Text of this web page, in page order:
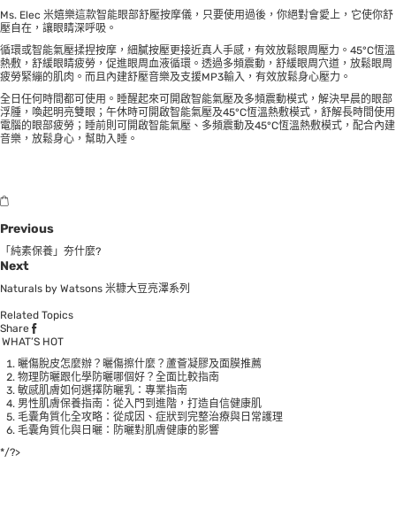
Ms. Elec 米嬉樂這款智能眼部舒壓按摩儀，只要使用過後，你絕對會愛上，它使你舒
壓自在，讓眼睛深呼吸。
循環或智能氣壓揉捏按摩，細膩按壓更接近真人手感，有效放鬆眼周壓力。45°C恆溫
熱敷，舒緩眼睛疲勞，促進眼周血液循環。透過多頻震動，舒緩眼周穴道，放鬆眼周
疲勞緊繃的肌肉。而且內建舒壓音樂及支援MP3輸入，有效放鬆身心壓力。
全日任何時間都可使用。睡醒起來可開啟智能氣壓及多頻震動模式，解決早晨的眼部
浮腫，喚起明亮雙眼；午休時可開啟智能氣壓及45°C恆溫熱敷模式，舒解長時間使用
電腦的眼部疲勞；睡前則可開啟智能氣壓、多頻震動及45°C恆溫熱敷模式，配合內建
音樂，放鬆身心，幫助入睡。
Previous
「純素保養」夯什麼?
Next
Naturals by Watsons 米糠大豆亮澤系列
Related Topics
Share
WHAT’S HOT
曬傷脫皮怎麼辦？曬傷擦什麼？蘆薈凝膠及面膜推薦
物理防曬跟化學防曬哪個好？全面比較指南
敏感肌膚如何選擇防曬乳：專業指南
男性肌膚保養指南：從入門到進階，打造自信健康肌
毛囊角質化全攻略：從成因、症狀到完整治療與日常護理
毛囊角質化與日曬：防曬對肌膚健康的影響
*/?>